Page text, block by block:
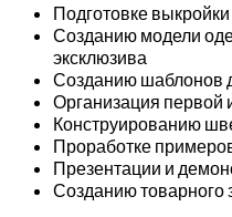
Подготовке выкройки
Созданию модели
эксклюзива
Созданию шаблонов
Организация первой
Конструированию
Проработке
Презентации и
Созданию товарного